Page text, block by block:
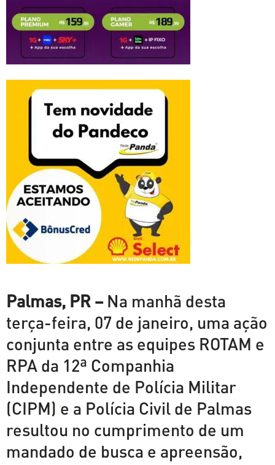
Palmas, PR –Na manhã desta
terça-feira, 07 de janeiro, uma ação
conjunta entre as equipes ROTAM e
RPA da 12ª Companhia
Independente de Polícia Militar
(CIPM) e a Polícia Civil de Palmas
resultou no cumprimento de um
mandado de busca e apreensão,